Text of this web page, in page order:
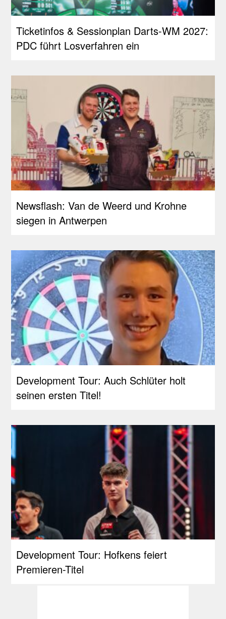
Ticketinfos & Sessionplan Darts-WM 2027:
PDC führt Losverfahren ein
Newsflash: Van de Weerd und Krohne
siegen in Antwerpen
Development Tour: Auch Schlüter holt
seinen ersten Titel!
Development Tour: Hofkens feiert
Premieren-Titel